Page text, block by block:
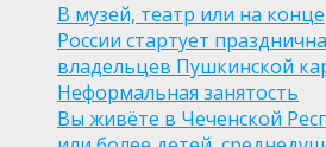
В музей, театр или на
России стартует
владельцев Пушкинской
Неформальная занятость
Вы живёте в Чеченской